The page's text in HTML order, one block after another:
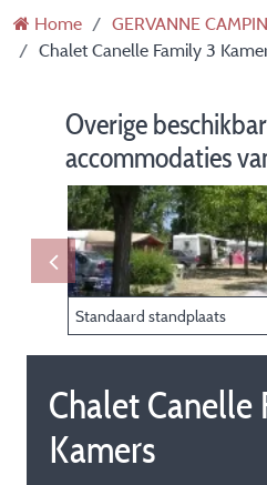
Home
GERVANNE
Chalet Canelle Family 3
Overige
accommodaties
Standaard standplaats
Chalet Canelle
Kamers